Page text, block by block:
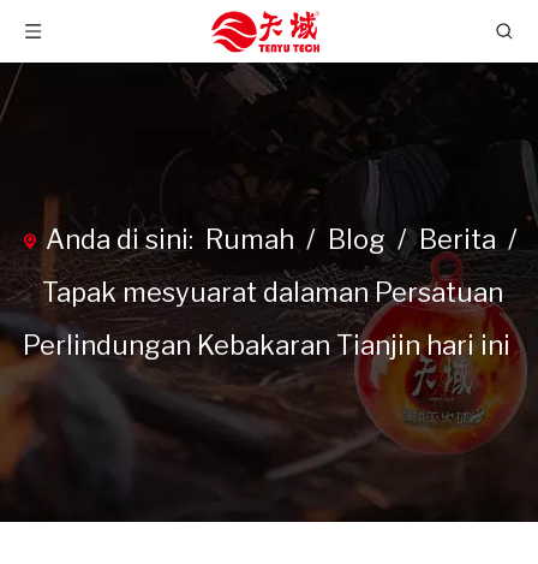
Anda di sini: Rumah / Blog / Berita /
Tapak mesyuarat dalaman Persatuan
Perlindungan Kebakaran Tianjin hari ini